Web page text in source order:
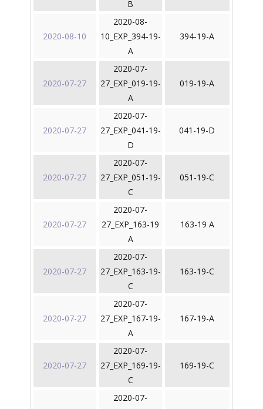
B
2020-08-10
2020-08-
10_EXP_394-19-
A
394-19-A
2020-07-27
2020-07-
27_EXP_019-19-
A
019-19-A
2020-07-27
2020-07-
27_EXP_041-19-
D
041-19-D
2020-07-27
2020-07-
27_EXP_051-19-
C
051-19-C
2020-07-27
2020-07-
27_EXP_163-19
A
163-19 A
2020-07-27
2020-07-
27_EXP_163-19-
C
163-19-C
2020-07-27
2020-07-
27_EXP_167-19-
A
167-19-A
2020-07-27
2020-07-
27_EXP_169-19-
C
169-19-C
2020-07-